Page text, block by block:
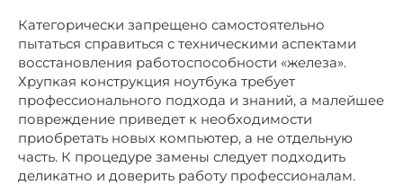
Категорически запрещено самостоятельно
пытаться справиться с техническими аспектами
восстановления работоспособности «железа».
Хрупкая конструкция ноутбука требует
профессионального подхода и знаний, а малейшее
повреждение приведет к необходимости
приобретать новых компьютер, а не отдельную
часть. К процедуре замены следует подходить
деликатно и доверить работу профессионалам.